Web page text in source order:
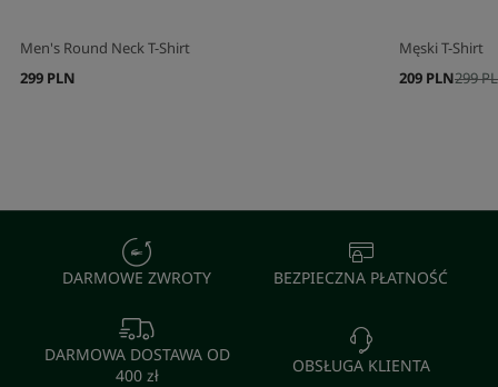
Men's Round Neck T-Shirt
299 PLN
Męski T-Shirt
299
209 PLN
DARMOWE ZWROTY BEZPIECZNA PŁATNOŚĆ
DARMOWA DOSTAWA OD
400 zł
OBSŁUGA KLIENTA